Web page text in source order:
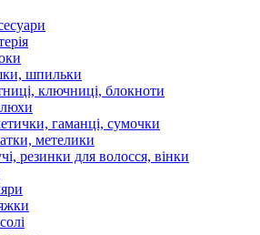
шпильки
ключниці, блокноти
гаманці, сумочки
метелики
резинки для волосся, вінки